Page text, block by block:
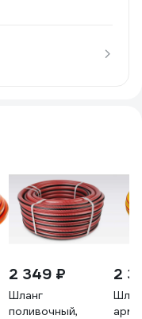
2 349 ₽
Шланг
поливочный,
2